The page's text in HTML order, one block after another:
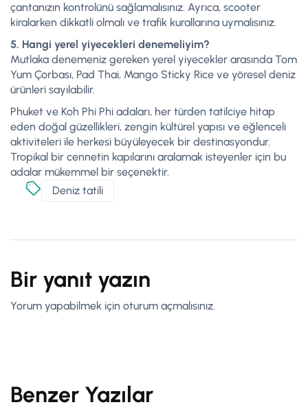
çantanızın kontrolünü sağlamalısınız. Ayrıca, scooter
kiralarken dikkatli olmalı ve trafik kurallarına uymalısınız.
5. Hangi yerel yiyecekleri denemeliyim?
Mutlaka denemeniz gereken yerel yiyecekler arasında Tom
Yum Çorbası, Pad Thai, Mango Sticky Rice ve yöresel deniz
ürünleri sayılabilir.
Phuket ve Koh Phi Phi adaları, her türden tatilciye hitap
eden doğal güzellikleri, zengin kültürel yapısı ve eğlenceli
aktiviteleri ile herkesi büyüleyecek bir destinasyondur.
Tropikal bir cennetin kapılarını aralamak isteyenler için bu
adalar mükemmel bir seçenektir.
Deniz tatili
Bir yanıt yazın
Yorum yapabilmek için oturum açmalısınız.
Benzer Yazılar